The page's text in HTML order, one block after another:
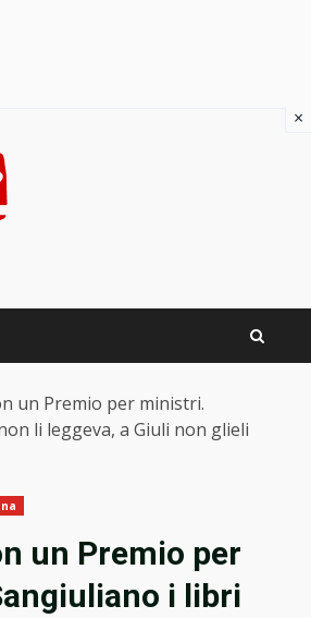
un Premio per ministri.
li leggeva, a Giuli non glieli
un Premio per
i libri
×